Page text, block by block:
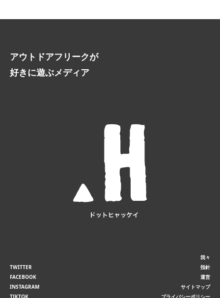
アウトドアフリークが
好きに遊ぶメディア
TWITTER
FACEBOOK
INSTAGRAM
TIKTOK
我々
指針
運営
サイトマップ
プライバシーポリシー